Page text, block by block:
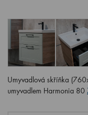
Umyvadlová skříňka
umyvadlem Harmonia 80